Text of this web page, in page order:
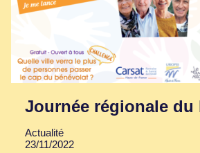
Journée régionale du
Actualité
23/11/2022